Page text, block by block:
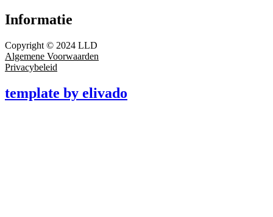
Informatie
Copyright © 2024 LLD
Algemene Voorwaarden
Privacybeleid
template by elivado